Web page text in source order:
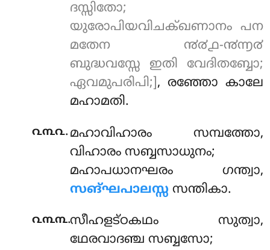
ദസ്സിതോ;
യുരോപിയവിചക്ഖണാനം പന
മതേന ൯൪൧-൯൬൪
ബുദ്ധവസ്സേ ഇതി വേദിതബ്ബോ;
ഏവമുപരിപി;] , രഞ്ഞോ കാലേ
മഹാമതി.
൨൩൨.മഹാവിഹാരം സമ്പത്തോ,
വിഹാരം സബ്ബസാധുനം;
മഹാപധാനഘരം ഗന്ത്വാ,
സങ്ഘപാലസ്സ സന്തികാ.
൨൩൩.സീഹളട്ഠകഥം സുത്വാ,
ഥേരവാദഞ്ച സബ്ബസോ;